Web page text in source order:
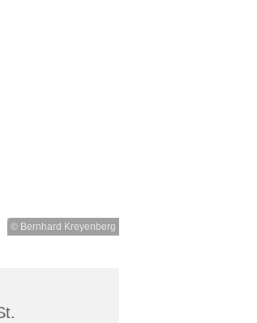
© Bernhard Kreyenberg